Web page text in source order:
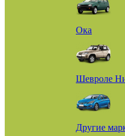
Ока
Шевроле
Другие